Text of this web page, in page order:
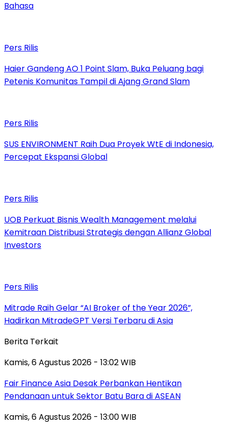
Bahasa
Pers Rilis
Haier Gandeng AO 1 Point Slam, Buka Peluang bagi
Petenis Komunitas Tampil di Ajang Grand Slam
Pers Rilis
SUS ENVIRONMENT Raih Dua Proyek WtE di Indonesia,
Percepat Ekspansi Global
Pers Rilis
UOB Perkuat Bisnis Wealth Management melalui
Kemitraan Distribusi Strategis dengan Allianz Global
Investors
Pers Rilis
Mitrade Raih Gelar “AI Broker of the Year 2026”,
Hadirkan MitradeGPT Versi Terbaru di Asia
Berita Terkait
Kamis, 6 Agustus 2026 - 13:02 WIB
Fair Finance Asia Desak Perbankan Hentikan
Pendanaan untuk Sektor Batu Bara di ASEAN
Kamis, 6 Agustus 2026 - 13:00 WIB